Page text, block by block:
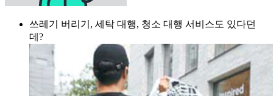
쓰레기 버리기, 세탁 대행, 청소 대행 서비스도 있다던
데?